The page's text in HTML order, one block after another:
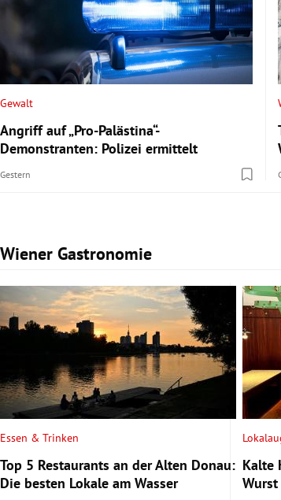
Gewalt
Angriff auf „Pro-Palästina“-
Demonstranten: Polizei ermittelt
Gestern
Wiener Gastronomie
Slide 1 von 5
Essen & Trinken
Top 5 Restaurants an der Alten Donau:
Die besten Lokale am Wasser
Kalte